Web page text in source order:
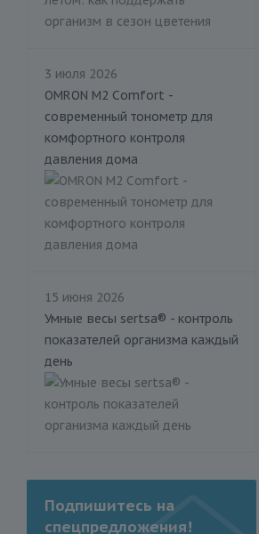
3 июля 2026
OMRON M2 Comfort -
современный тонометр для
комфортного контроля
давления дома
15 июня 2026
Умные весы sertsa® - контроль
показателей организма каждый
день
Подпишитесь на
спецпредложения!